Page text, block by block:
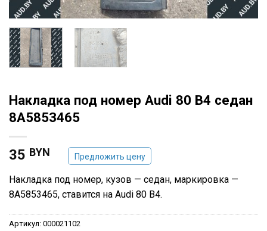
Накладка под номер Audi 80 B4 седан
8A5853465
35 BYN Предложить цену
Накладка под номер, кузов — седан, маркировка —
8A5853465, ставится на Audi 80 B4.
Артикул: 000021102